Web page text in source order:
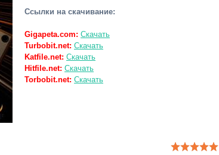
Ссылки на скачивание:
Gigapeta.com: Скачать
Turbobit.net: Скачать
Katfile.net: Скачать
Hitfile.net: Скачать
Torbobit.net: Скачать